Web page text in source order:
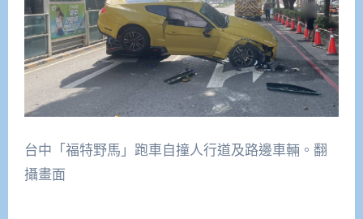
台中「福特野馬」跑車自撞人行道及路邊車輛。翻
攝畫面